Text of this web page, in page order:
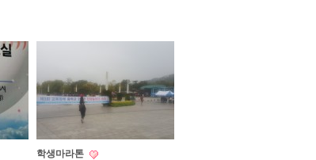
학생마라톤